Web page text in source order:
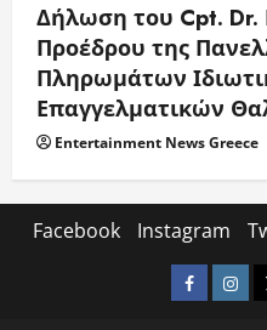
Δήλωση του Cpt. Dr.
Προέδρου της
Πληρωμάτων
Επαγγελματικών
Entertainment News Greece
Facebook Instagram
Facebook